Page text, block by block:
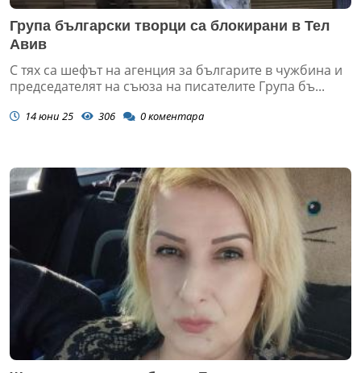
Група български творци са блокирани в Тел
Авив
С тях са шефът на агенция за българите в чужбина и
председателят на съюза на писателите Група бъ...
14 юни 25 306 0коментара